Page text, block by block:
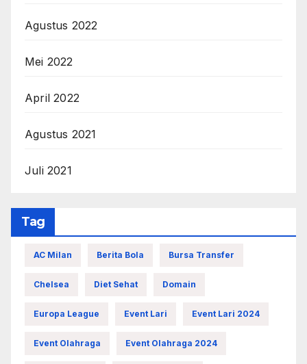
Agustus 2022
Mei 2022
April 2022
Agustus 2021
Juli 2021
Tag
AC Milan Berita Bola Bursa Transfer
Chelsea Diet Sehat Domain
Europa League Event Lari Event Lari 2024
Event Olahraga Event Olahraga 2024